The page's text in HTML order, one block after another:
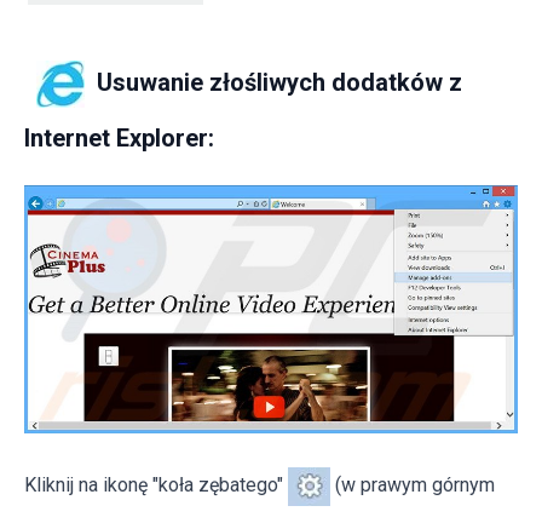
Usuwanie złośliwych dodatków z
Internet Explorer:
Kliknij na ikonę "koła zębatego" (w prawym górnym